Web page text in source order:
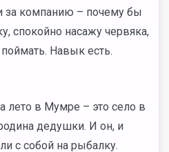
за компанию – почему бы
спокойно насажу червяка,
Навык есть.
лето в Мумре – это село в
дедушки. И он, и
с собой на рыбалку.